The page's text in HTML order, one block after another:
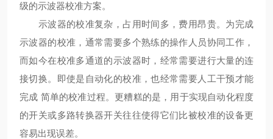
级的示波器校准方案。
示波器的校准复杂，占用时间多，费用昂贵。为完成
示波器的校准，通常需要多个熟练的操作人员协同工作，
而如今在校准多通道的示波器时，经常需要进行大量的连
接切换。即使是自动化的校准，也经常需要人工干预才能
完成 简单的校准过程。更糟糕的是，用于实现自动化程度
的开关或多路转换器开关往往使得它们比被校准的设备更
容易出现误差。